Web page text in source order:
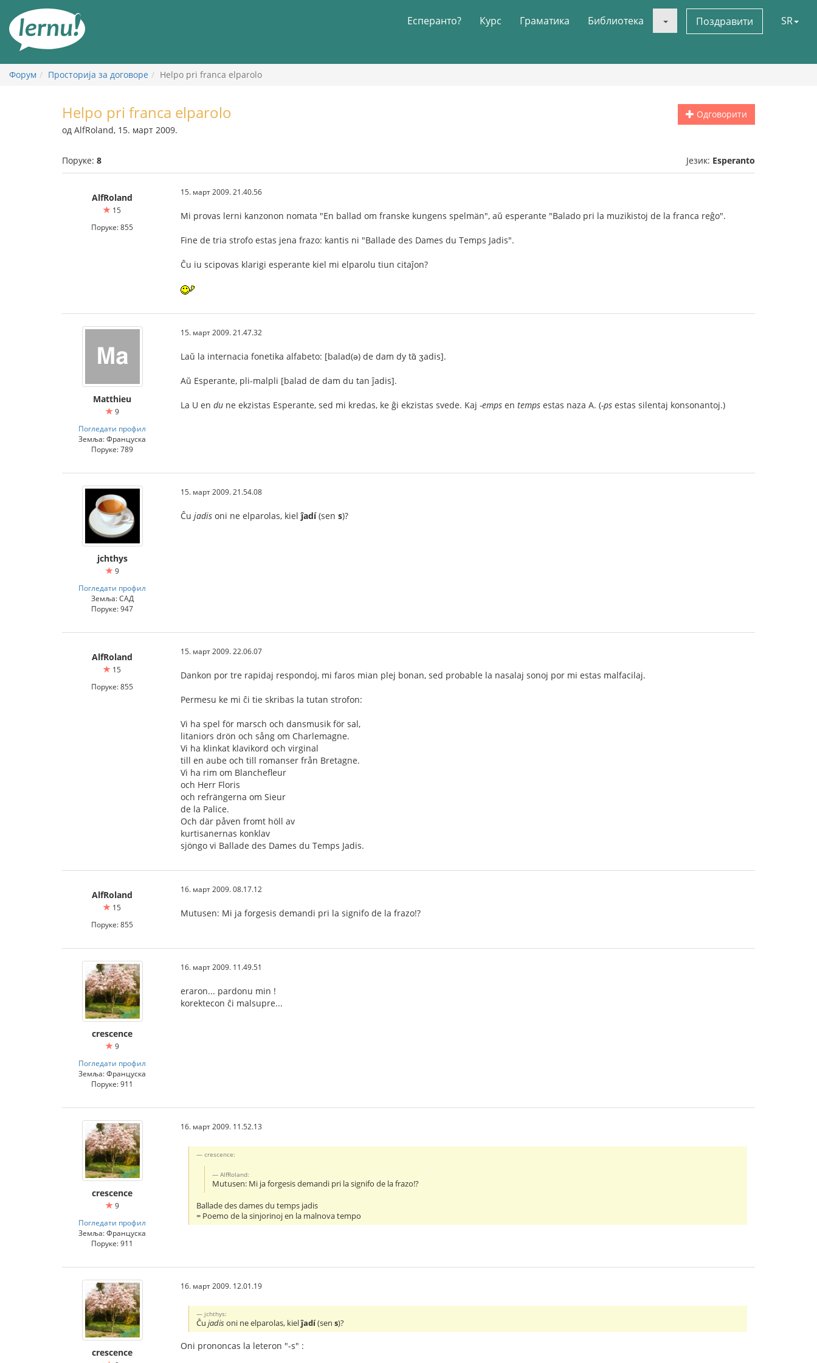
садржају
Есперанто? Курс Граматика Библиотека Поздравити SR
Форум Просторија за договоре Helpo pri franca elparolo
Одговорити
Helpo pri franca elparolo
од AlfRoland, 15. март 2009.
Поруке: 8 Језик: Esperanto
AlfRoland
15
Поруке: 855
15. март 2009. 21.40.56
Mi provas lerni kanzonon nomata "En ballad om franske kungens spelmän", aŭ esperante "Balado pri la muzikistoj de la franca reĝo".
Fine de tria strofo estas jena frazo: kantis ni "Ballade des Dames du Temps Jadis".
Ĉu iu scipovas klarigi esperante kiel mi elparolu tiun citaĵon?
Matthieu
9
Погледати профил
Земља: Француска
Поруке: 789
15. март 2009. 21.47.32
Laŭ la internacia fonetika alfabeto: [balad(ə) de dam dy tɑ̃ ʒadis].
Aŭ Esperante, pli-malpli [balad de dam du tan ĵadis].
La U en du ne ekzistas Esperante, sed mi kredas, ke ĝi ekzistas svede. Kaj -emps en temps estas naza A. (-ps estas silentaj konsonantoj.)
jchthys
9
Погледати профил
Земља: САД
Поруке: 947
15. март 2009. 21.54.08
Ĉu jadis oni ne elparolas, kielĵadí(sen s)?
AlfRoland
15
Поруке: 855
15. март 2009. 22.06.07
Dankon por tre rapidaj respondoj, mi faros mian plej bonan, sed probable la nasalaj sonoj por mi estas malfacilaj.
Permesu ke mi ĉi tie skribas la tutan strofon:
Vi ha spel för marsch och dansmusik för sal,
litaniors drön och sång om Charlemagne.
Vi ha klinkat klavikord och virginal
till en aube och till romanser från Bretagne.
Vi ha rim om Blanchefleur
och Herr Floris
och refrängerna om Sieur
de la Palice.
Och där påven fromt höll av
kurtisanernas konklav
sjöngo vi Ballade des Dames du Temps Jadis.
AlfRoland
15
Поруке: 855
16. март 2009. 08.17.12
Mutusen: Mi ja forgesis demandi pri la signifo de la frazo!?
crescence
9
Погледати профил
Земља: Француска
Поруке: 911
16. март 2009. 11.49.51
eraron... pardonu min !
korektecon ĉi malsupre...
crescence
9
Погледати профил
Земља: Француска
Поруке: 911
16. март 2009. 11.52.13
crescence:
AlfRoland:
Mutusen: Mi ja forgesis demandi pri la signifo de la frazo!?
Ballade des dames du temps jadis
= Poemo de la sinjorinoj en la malnova tempo
crescence
16. март 2009. 12.01.19
jchthys:
Ĉujadisoni ne elparolas, kielĵadí(sens)?
Oni prononcas la leteron "-s" :